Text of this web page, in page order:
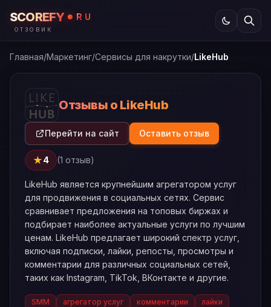
SCOREFY RU
ОТЗОВИК
Главная/Маркетинг/Сервисы для накрутки/LikeHub
Отзывы о LikeHub
Перейти на сайт Оставить отзыв
★4 (1 отзыв)
LikeHub является крупнейшим агрегатором услуг
для продвижения в социальных сетях. Сервис
сравнивает предложения на топовых биржах и
подбирает наиболее актуальные услуги по лучшим
ценам. LikeHub предлагает широкий спектр услуг,
включая подписки, лайки, репосты, просмотры и
комментарии для различных социальных сетей,
таких как Instagram, TikTok, ВКонтакте и другие.
SMM агрегатор услуг комментарии
лайки